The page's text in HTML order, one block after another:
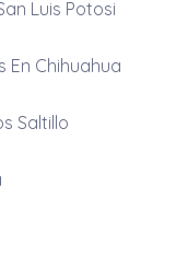
Luis Potosi
En Chihuahua
Saltillo